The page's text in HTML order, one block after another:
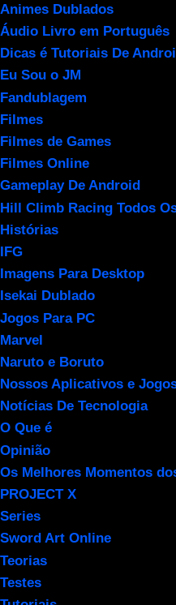
Animes Dublados
Áudio Livro em Português
Dicas é Tutoriais De
Eu Sou o JM
Fandublagem
Filmes
Filmes de Games
Filmes Online
Gameplay De Android
Hill Climb Racing Todos
Histórias
IFG
Imagens Para Desktop
Isekai Dublado
Jogos Para PC
Marvel
Naruto e Boruto
Nossos Aplicativos e
Notícias De Tecnologia
O Que é
Opinião
Os Melhores Momentos
PROJECT X
Series
Sword Art Online
Teorias
Testes